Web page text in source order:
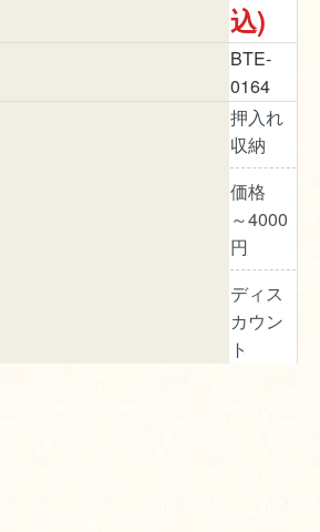
込)
BTE-
0164
押入れ
収納
価格
～4000
円
ディス
カウン
ト